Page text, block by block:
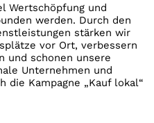
Wertschöpfung und
werden. Durch den
stärken wir
vor Ort, verbessern
und schonen unsere
Unternehmen und
die Kampagne „Kauf lokal“